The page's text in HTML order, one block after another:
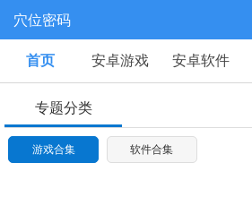
穴位密码
首页 安卓游戏 安卓软件
专题分类
游戏合集 软件合集